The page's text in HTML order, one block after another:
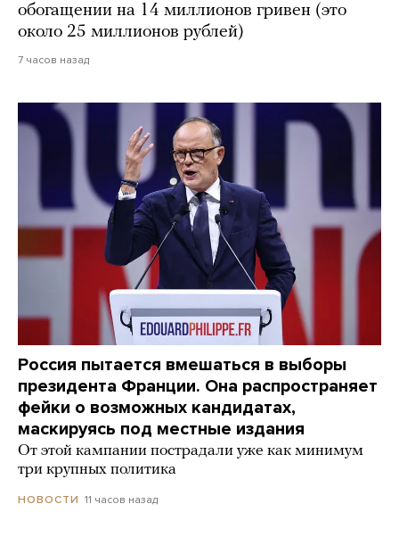
обогащении на 14 миллионов гривен (это
около 25 миллионов рублей)
7 часов назад
Россия пытается вмешаться в выборы
президента Франции. Она распространяет
фейки о возможных кандидатах,
маскируясь под местные издания
От этой кампании пострадали уже как минимум
три крупных политика
НОВОСТИ 11 часов назад